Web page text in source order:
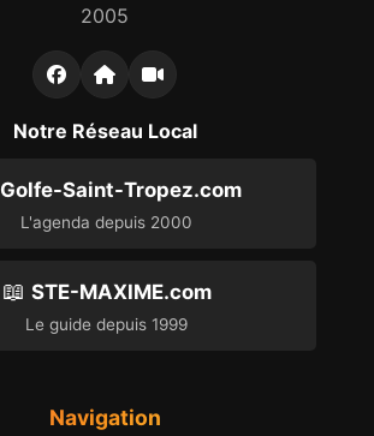
2005
Notre Réseau Local
Golfe-Saint-Tropez.com
L'agenda depuis 2000
📖 STE-MAXIME.com
Le guide depuis 1999
Navigation